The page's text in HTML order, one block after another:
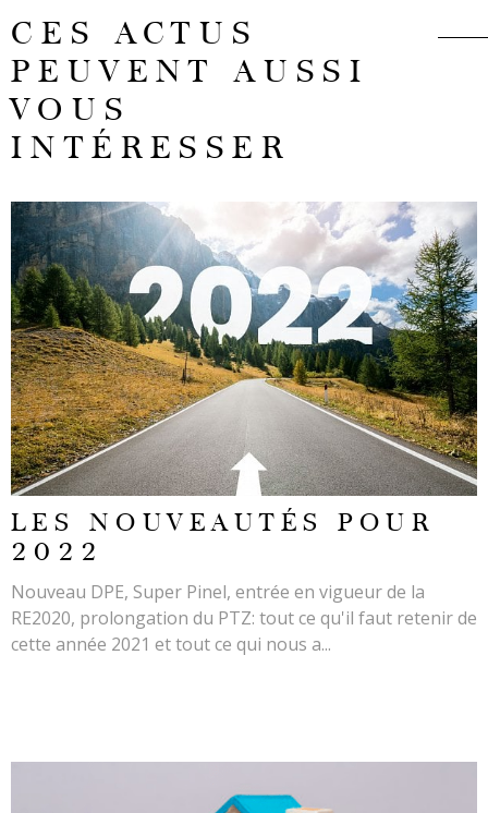
CES ACTUS
PEUVENT AUSSI
VOUS
INTÉRESSER
LES NOUVEAUTÉS POUR
2022
Nouveau DPE, Super Pinel, entrée en vigueur de la
RE2020, prolongation du PTZ: tout ce qu'il faut retenir de
cette année 2021 et tout ce qui nous a...
LIRE L'ARTICLE